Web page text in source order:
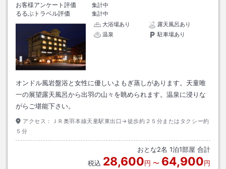
お客様アンケート評価
集計中
るるぶトラベル評価
集計中
大浴場あり
露天風呂あり
温泉
駐車場あり
オンドル風岩盤浴と女性に優しいよもぎ蒸しがあります。天童唯
一の展望露天風呂から出羽の山々を眺められます。温泉に浸りな
がらご堪能下さい。
アクセス：
ＪＲ奥羽本線天童駅東出口→徒歩約２５分またはタクシー約
５分
おとな2名 1泊1部屋 合計
税込 28,600円 〜 64,900円